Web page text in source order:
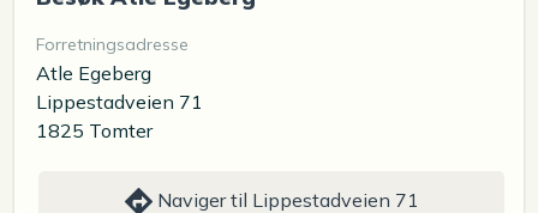
Forretningsadresse
Atle Egeberg
Lippestadveien 71
1825 Tomter
Naviger til Lippestadveien 71